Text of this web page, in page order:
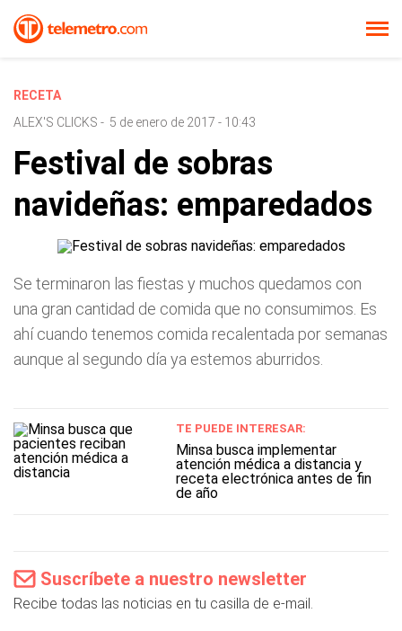
RECETA
ALEX'S CLICKS - 5 de enero de 2017 - 10:43
Festival de sobras
navideñas: emparedados
Se terminaron las fiestas y muchos quedamos con
una gran cantidad de comida que no consumimos. Es
ahí cuando tenemos comida recalentada por semanas
aunque al segundo día ya estemos aburridos.
TE PUEDE INTERESAR:
Minsa busca implementar
atención médica a distancia y
receta electrónica antes de fin
de año
Suscríbete a nuestro newsletter
Recibe todas las noticias en tu casilla de e-mail.